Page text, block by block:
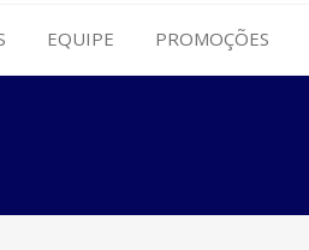
EQUIPE PROMOÇÕES